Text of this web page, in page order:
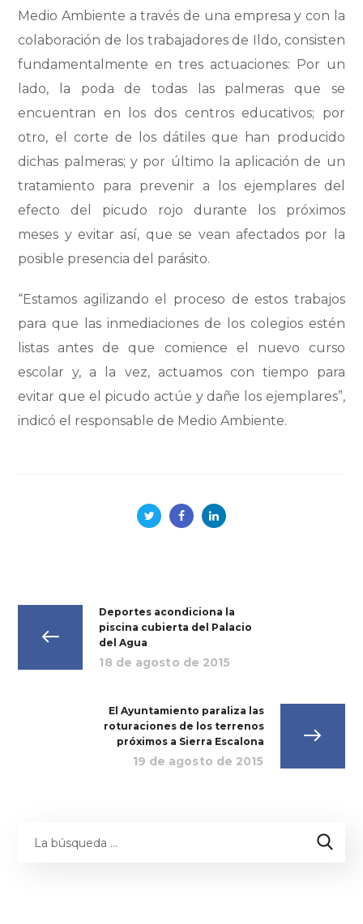
Medio Ambiente a través de una empresa y con la
colaboración de los trabajadores de Ildo, consisten
fundamentalmente en tres actuaciones: Por un
lado, la poda de todas las palmeras que se
encuentran en los dos centros educativos; por
otro, el corte de los dátiles que han producido
dichas palmeras; y por último la aplicación de un
tratamiento para prevenir a los ejemplares del
efecto del picudo rojo durante los próximos
meses y evitar así, que se vean afectados por la
posible presencia del parásito.
“Estamos agilizando el proceso de estos trabajos
para que las inmediaciones de los colegios estén
listas antes de que comience el nuevo curso
escolar y, a la vez, actuamos con tiempo para
evitar que el picudo actúe y dañe los ejemplares”,
indicó el responsable de Medio Ambiente.
Deportes acondiciona la
piscina cubierta del Palacio
del Agua
18 de agosto de 2015
El Ayuntamiento paraliza las
roturaciones de los terrenos
próximos a Sierra Escalona
19 de agosto de 2015